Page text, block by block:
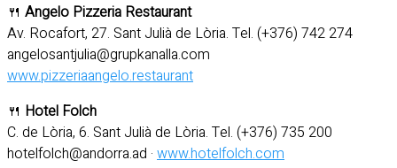
🍴 Angelo Pizzeria Restaurant
Av. Rocafort, 27. Sant Julià de Lòria. Tel. (+376) 742 274
angelosantjulia@grupkanalla.com
www.pizzeriaangelo.restaurant
🍴 Hotel Folch
C. de Lòria, 6. Sant Julià de Lòria. Tel. (+376) 735 200
hotelfolch@andorra.ad · www.hotelfolch.com